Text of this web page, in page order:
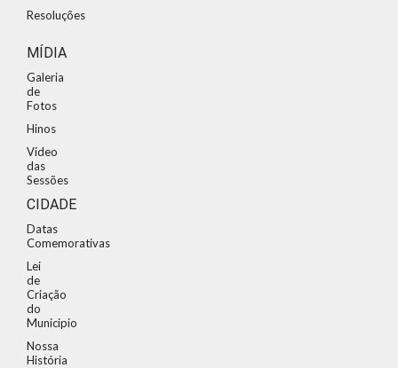
Resoluções
MÍDIA
Galeria
de
Fotos
Hinos
Vídeo
das
Sessões
CIDADE
Datas
Comemorativas
Lei
de
Criação
do
Municipio
Nossa
História